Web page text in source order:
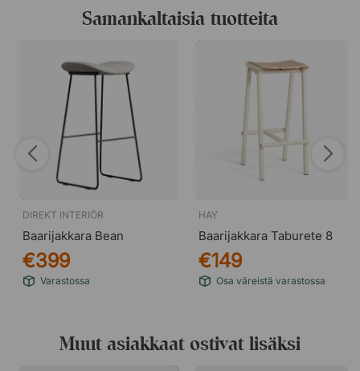
Samankaltaisia tuotteita
DIREKT INTERIÖR
Baarijakkara Bean
€399
Varastossa
HAY
Baarijakkara Taburete 8
€149
Osa väreistä varastossa
Muut asiakkaat ostivat lisäksi